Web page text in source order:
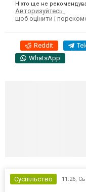
Ніхто ще не
Авторизуйтесь ,
щоб оцінити і
Reddit
WhatsApp
Суспільство 11:26,